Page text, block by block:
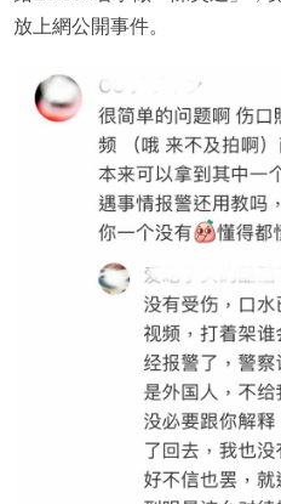
放上網公開事件。